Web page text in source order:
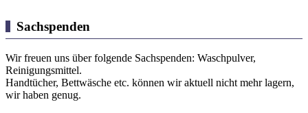
Sachspenden
Wir freuen uns über folgende Sachspenden: Waschpulver,
Reinigungsmittel.
Handtücher, Bettwäsche etc. können wir aktuell nicht mehr lagern,
wir haben genug.